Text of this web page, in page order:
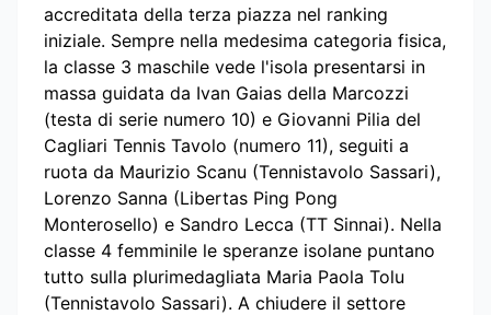
accreditata della terza piazza nel ranking
iniziale. Sempre nella medesima categoria fisica,
la classe 3 maschile vede l'isola presentarsi in
massa guidata da Ivan Gaias della Marcozzi
(testa di serie numero 10) e Giovanni Pilia del
Cagliari Tennis Tavolo (numero 11), seguiti a
ruota da Maurizio Scanu (Tennistavolo Sassari),
Lorenzo Sanna (Libertas Ping Pong
Monterosello) e Sandro Lecca (TT Sinnai). Nella
classe 4 femminile le speranze isolane puntano
tutto sulla plurimedagliata Maria Paola Tolu
(Tennistavolo Sassari). A chiudere il settore